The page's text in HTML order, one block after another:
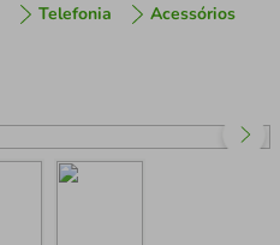
Telefonia Acessórios